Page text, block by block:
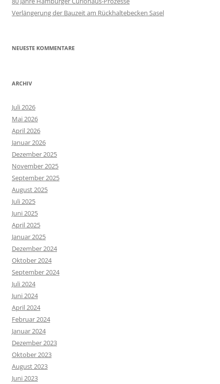
Verlängerung der Bauzeit am Rückhaltebecken Sasel
NEUESTE KOMMENTARE
ARCHIV
Juli 2026
Mai 2026
April 2026
Januar 2026
Dezember 2025
November 2025
September 2025
August 2025
Juli 2025
Juni 2025
April 2025
Januar 2025
Dezember 2024
Oktober 2024
September 2024
Juli 2024
Juni 2024
April 2024
Februar 2024
Januar 2024
Dezember 2023
Oktober 2023
August 2023
Juni 2023